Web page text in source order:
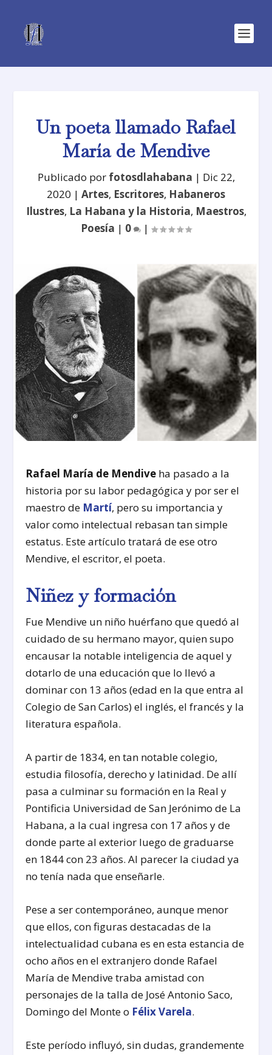
Un poeta llamado Rafael
María de Mendive
Publicado por fotosdlahabana | Dic 22,
2020 | Artes, Escritores, Habaneros
Ilustres, La Habana y la Historia, Maestros,
Poesía | 0 |
Rafael María de Mendive ha pasado a la
historia por su labor pedagógica y por ser el
maestro de Martí, pero su importancia y
valor como intelectual rebasan tan simple
estatus. Este artículo tratará de ese otro
Mendive, el escritor, el poeta.
Niñez y formación
Fue Mendive un niño huérfano que quedó al
cuidado de su hermano mayor, quien supo
encausar la notable inteligencia de aquel y
dotarlo de una educación que lo llevó a
dominar con 13 años (edad en la que entra al
Colegio de San Carlos) el inglés, el francés y la
literatura española.
A partir de 1834, en tan notable colegio,
estudia filosofía, derecho y latinidad. De allí
pasa a culminar su formación en la Real y
Pontificia Universidad de San Jerónimo de La
Habana, a la cual ingresa con 17 años y de
donde parte al exterior luego de graduarse
en 1844 con 23 años. Al parecer la ciudad ya
no tenía nada que enseñarle.
Pese a ser contemporáneo, aunque menor
que ellos, con figuras destacadas de la
intelectualidad cubana es en esta estancia de
ocho años en el extranjero donde Rafael
María de Mendive traba amistad con
personajes de la talla de José Antonio Saco,
Domingo del Monte o Félix Varela.
Este período influyó, sin dudas, grandemente